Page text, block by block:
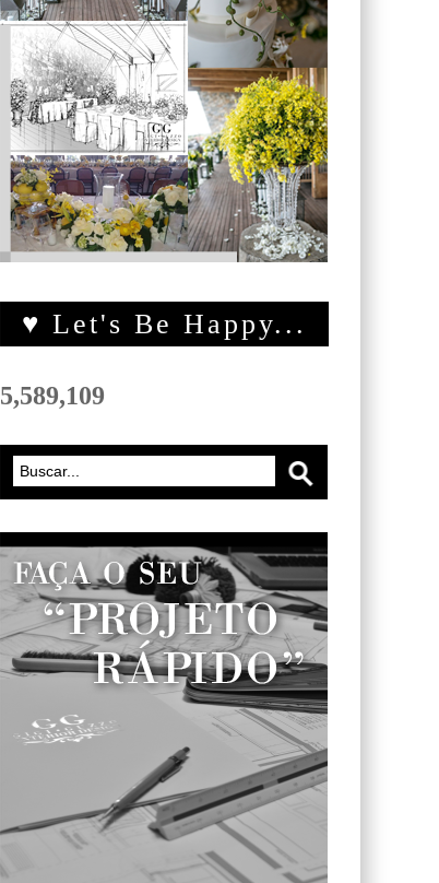
♥ Let's Be Happy...
5,589,109